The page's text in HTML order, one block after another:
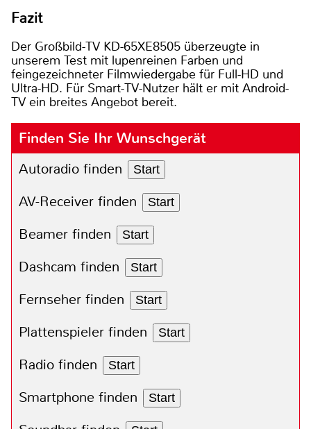
Fazit
Der Großbild-TV KD-65XE8505 überzeugte in
unserem Test mit lupenreinen Farben und
feingezeichneter Filmwiedergabe für Full-HD und
Ultra-HD. Für Smart-TV-Nutzer hält er mit Android-
TV ein breites Angebot bereit.
Finden Sie Ihr Wunschgerät
Autoradio finden Start
AV-Receiver finden Start
Beamer finden Start
Dashcam finden Start
Fernseher finden Start
Plattenspieler finden Start
Radio finden Start
Smartphone finden Start